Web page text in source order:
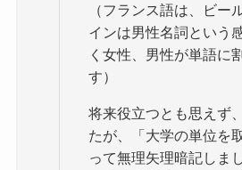
（フランス語は、ビー
インは男性名詞という
く女性、男性が単語に
す）
将来役立つとも思えず
たが、「大学の単位を
って無理矢理暗記しま